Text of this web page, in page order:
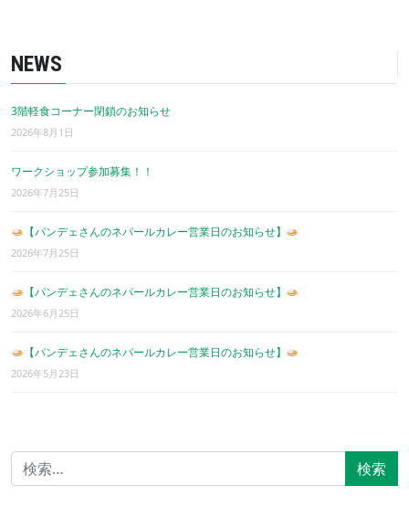
NEWS
3階軽食コーナー閉鎖のお知らせ
2026年8月1日
ワークショップ参加募集！！
2026年7月25日
【パンデェさんのネパールカレー営業日のお知らせ】
2026年7月25日
【パンデェさんのネパールカレー営業日のお知らせ】
2026年6月25日
【パンデェさんのネパールカレー営業日のお知らせ】
2026年5月23日
検索: